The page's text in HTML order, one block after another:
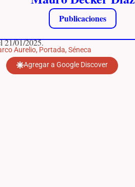
Publicaciones
21/01/2025.
Aurelio, Portada, Séneca
Agregar a Google Discover